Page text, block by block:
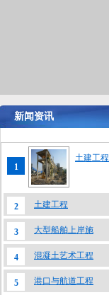
新闻资讯
1
土建工程
2 土建工程
3 大型船舶上岸施
4 混凝土艺术工程
5 港口与航道工程